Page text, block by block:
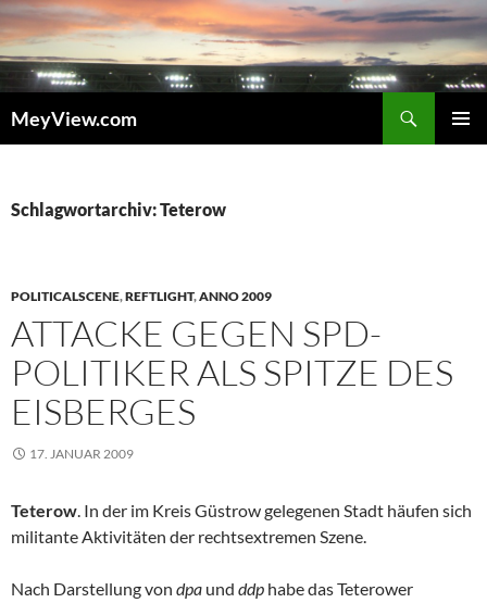
Zum
Inhalt
springen
MeyView.com
Schlagwortarchiv: Teterow
POLITICALSCENE,REFTLIGHT,ANNO 2009
ATTACKE GEGEN SPD-
POLITIKER ALS SPITZE DES
EISBERGES
17. JANUAR 2009
Teterow. In der im Kreis Güstrow gelegenen Stadt häufen sich
militante Aktivitäten der rechtsextremen Szene.
Nach Darstellung von dpa und ddp habe das Teterower